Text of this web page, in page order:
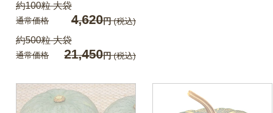
約100粒 大袋
通常価格 4,620円(税込)
約500粒 大袋
通常価格 21,450円(税込)